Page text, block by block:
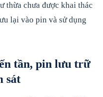
thừa chưa được khai thác
lại vào pin và sử dụng
tần, pin lưu trữ
sát